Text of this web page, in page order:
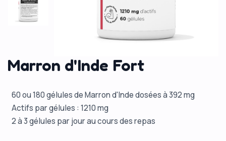
Marron d'Inde Fort
60 ou 180 gélules de Marron d'Inde dosées à 392 mg
Actifs par gélules : 1210 mg
2 à 3 gélules par jour au cours des repas